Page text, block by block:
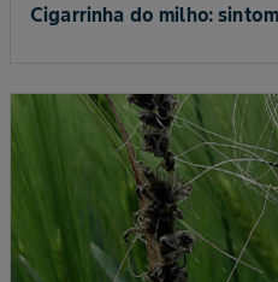
Cigarrinha do milho: